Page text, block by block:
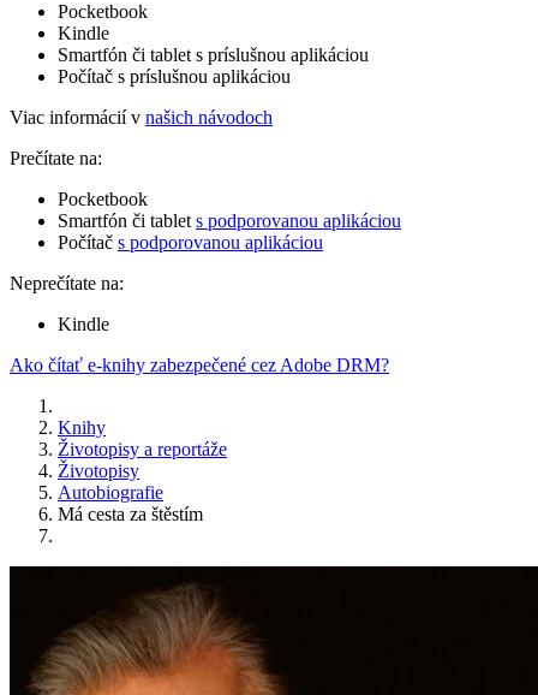
Pocketbook
Kindle
Smartfón či tablet s príslušnou aplikáciou
Počítač s príslušnou aplikáciou
Viac informácií v našich návodoch
Prečítate na:
Pocketbook
Smartfón či tablet s podporovanou aplikáciou
Počítač s podporovanou aplikáciou
Neprečítate na:
Kindle
Ako čítať e-knihy zabezpečené cez Adobe DRM?
Knihy
Životopisy a reportáže
Životopisy
Autobiografie
Má cesta za štěstím